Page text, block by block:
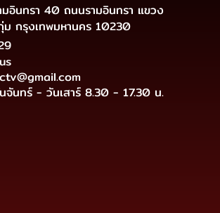
อินทรา 40 ถนนรามอินทรา แขวง
ม กรุงเทพมหานคร 10230
นจันทร์ - วันเสาร์ 8.30 - 17.30 น.